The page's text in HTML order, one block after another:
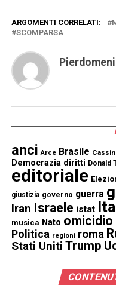
ARGOMENTI CORRELATI:
SCOMPARSA
anci Arce Brasile
Democrazia diritti Donald
editoriale
giustizia governo guerra
Iran Israele istat
musica Nato omicidio
Politica regioni roma
Stati Uniti Trump